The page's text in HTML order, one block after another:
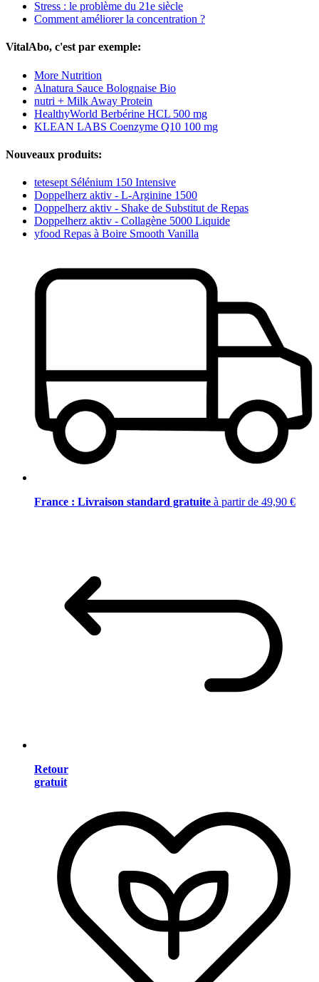
Stress : le problème du 21e siècle
Comment améliorer la concentration ?
VitalAbo, c'est par exemple:
More Nutrition
Alnatura Sauce Bolognaise Bio
nutri + Milk Away Protein
HealthyWorld Berbérine HCL 500 mg
KLEAN LABS Coenzyme Q10 100 mg
Nouveaux produits:
tetesept Sélénium 150 Intensive
Doppelherz aktiv - L-Arginine 1500
Doppelherz aktiv - Shake de Substitut de Repas
Doppelherz aktiv - Collagène 5000 Liquide
yfood Repas à Boire Smooth Vanilla
France : Livraison standard gratuite à partir de 49,90 €
Retour
gratuit